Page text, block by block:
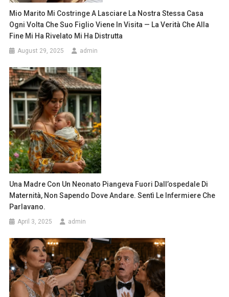
Mio Marito Mi Costringe A Lasciare La Nostra Stessa Casa
Ogni Volta Che Suo Figlio Viene In Visita — La Verità Che Alla
Fine Mi Ha Rivelato Mi Ha Distrutta
August 29, 2025 admin
Una Madre Con Un Neonato Piangeva Fuori Dall’ospedale Di
Maternità, Non Sapendo Dove Andare. Sentì Le Infermiere Che
Parlavano.
April 3, 2025 admin